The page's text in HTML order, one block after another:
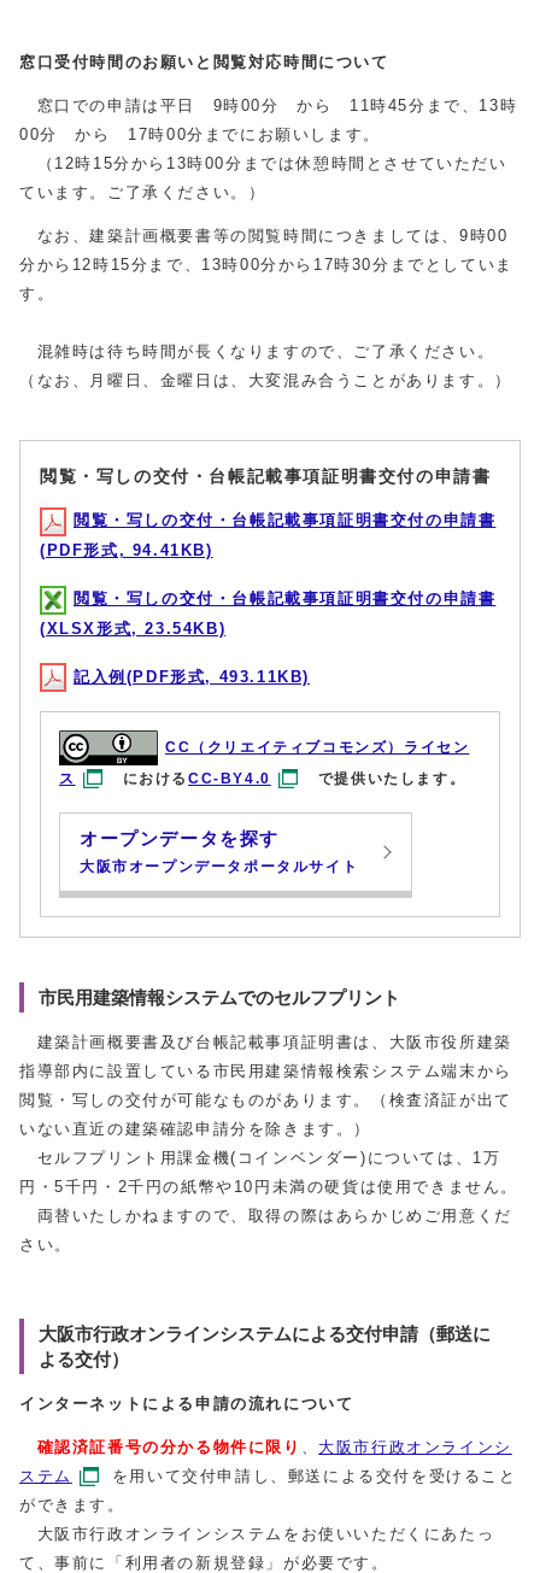
窓口受付時間のお願いと閲覧対応時間について
窓口での申請は平日 9時00分 から 11時45分まで、13時
00分 から 17時00分までにお願いします。
（12時15分から13時00分までは休憩時間とさせていただい
ています。ご了承ください。）
なお、建築計画概要書等の閲覧時間につきましては、9時00
分から12時15分まで、13時00分から17時30分までとしていま
す。
混雑時は待ち時間が長くなりますので、ご了承ください。
（なお、月曜日、金曜日は、大変混み合うことがあります。）
閲覧・写しの交付・台帳記載事項証明書交付の申請書
閲覧・写しの交付・台帳記載事項証明書交付の申請書
(PDF形式, 94.41KB)
閲覧・写しの交付・台帳記載事項証明書交付の申請書
(XLSX形式, 23.54KB)
記入例(PDF形式, 493.11KB)
CC（クリエイティブコモンズ）ライセン
ス
におけるCC-BY4.0 で提供いたします。
オープンデータを探す
大阪市オープンデータポータルサイト
市民用建築情報システムでのセルフプリント
建築計画概要書及び台帳記載事項証明書は、大阪市役所建築
指導部内に設置している市民用建築情報検索システム端末から
閲覧・写しの交付が可能なものがあります。（検査済証が出て
いない直近の建築確認申請分を除きます。）
セルフプリント用課金機(コインベンダー)については、1万
円・5千円・2千円の紙幣や10円未満の硬貨は使用できません。
両替いたしかねますので、取得の際はあらかじめご用意くだ
さい。
大阪市行政オンラインシステムによる交付申請（郵送に
よる交付）
インターネットによる申請の流れについて
確認済証番号の分かる物件に限り
大阪市行政オンラインシ
ステム
を用いて交付申請し、郵送による交付を受けること
ができます。
大阪市行政オンラインシステムをお使いいただくにあたっ
て、事前に「利用者の新規登録」が必要です。